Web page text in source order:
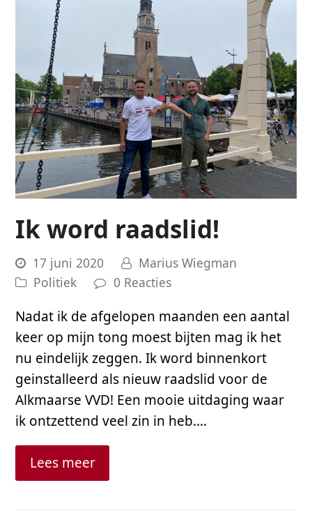
Ik word raadslid!
17 juni 2020
Marius Wiegman
Politiek
0 Reacties
Nadat ik de afgelopen maanden een aantal
keer op mijn tong moest bijten mag ik het
nu eindelijk zeggen. Ik word binnenkort
geinstalleerd als nieuw raadslid voor de
Alkmaarse VVD! Een mooie uitdaging waar
ik ontzettend veel zin in heb.…
Lees meer